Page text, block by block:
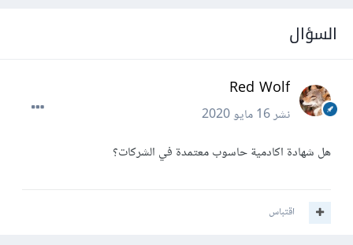
السؤال
Red Wolf
نشر16 مايو 2020
هل شهادة اكادمية حاسوب معتمدة في الشركات؟
اقتباس